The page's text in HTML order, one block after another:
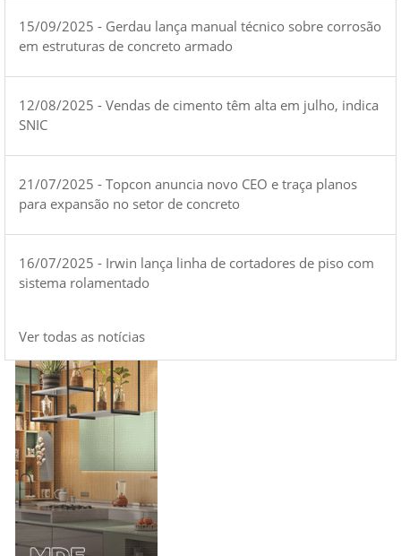
15/09/2025 - Gerdau lança manual técnico sobre corrosão
em estruturas de concreto armado
12/08/2025 - Vendas de cimento têm alta em julho, indica
SNIC
21/07/2025 - Topcon anuncia novo CEO e traça planos
para expansão no setor de concreto
16/07/2025 - Irwin lança linha de cortadores de piso com
sistema rolamentado
Ver todas as notícias